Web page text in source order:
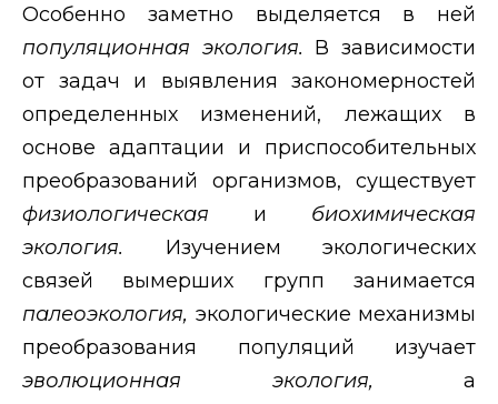
Особенно заметно выделяется в ней
популяционная экология. В зависимости
от задач и выявления закономерностей
определенных изменений, лежащих в
основе адаптации и приспособительных
преобразований организмов, существует
физиологическая и биохимическая
экология. Изучением экологических
связей вымерших групп занимается
палеоэкология, экологические механизмы
преобразования популяций изучает
эволюционная экология, а